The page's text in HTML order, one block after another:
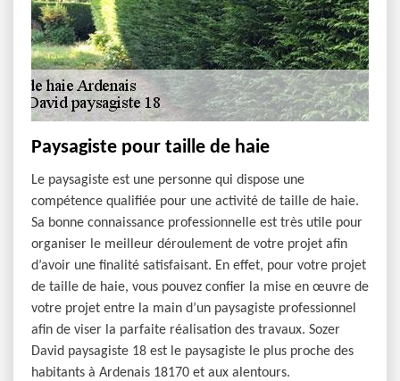
Paysagiste pour taille de haie
Le paysagiste est une personne qui dispose une
compétence qualifiée pour une activité de taille de haie.
Sa bonne connaissance professionnelle est très utile pour
organiser le meilleur déroulement de votre projet afin
d’avoir une finalité satisfaisant. En effet, pour votre projet
de taille de haie, vous pouvez confier la mise en œuvre de
votre projet entre la main d’un paysagiste professionnel
afin de viser la parfaite réalisation des travaux. Sozer
David paysagiste 18 est le paysagiste le plus proche des
habitants à Ardenais 18170 et aux alentours.